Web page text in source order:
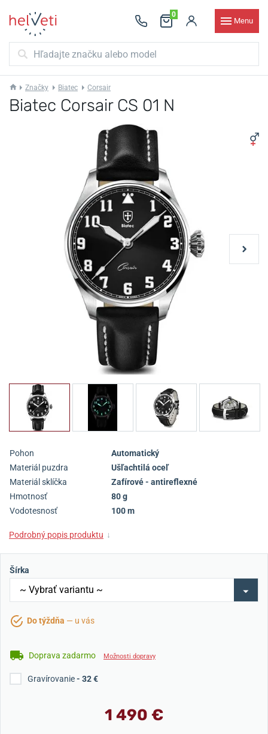
0
Menu
Značky Biatec Corsair
Biatec Corsair CS 01 N
Pohon
Automatický
Materiál puzdra
Ušľachtilá oceľ
Materiál sklíčka
Zafírové - antireflexné
Hmotnosť
80 g
Vodotesnosť
100 m
Podrobný popis produktu ↓
Šírka
Do týždňa — u vás
Doprava zadarmo Možnosti dopravy
Gravírovanie- 32 €
1 490 €